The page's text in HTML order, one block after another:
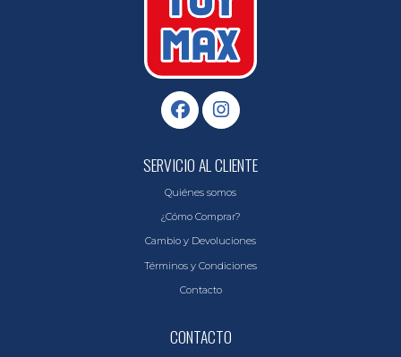
SERVICIO AL CLIENTE
Quiénes somos
¿Cómo Comprar?
Cambio y Devoluciones
Términos y Condiciones
Contacto
CONTACTO